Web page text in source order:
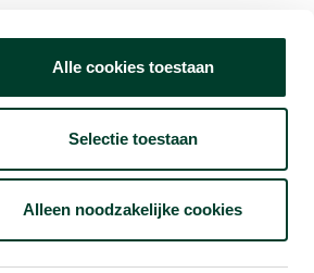
Alle cookies toestaan
Selectie toestaan
Alleen noodzakelijke cookies